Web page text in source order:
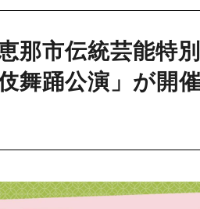
恵那市伝統芸能
舞踊公演」が開